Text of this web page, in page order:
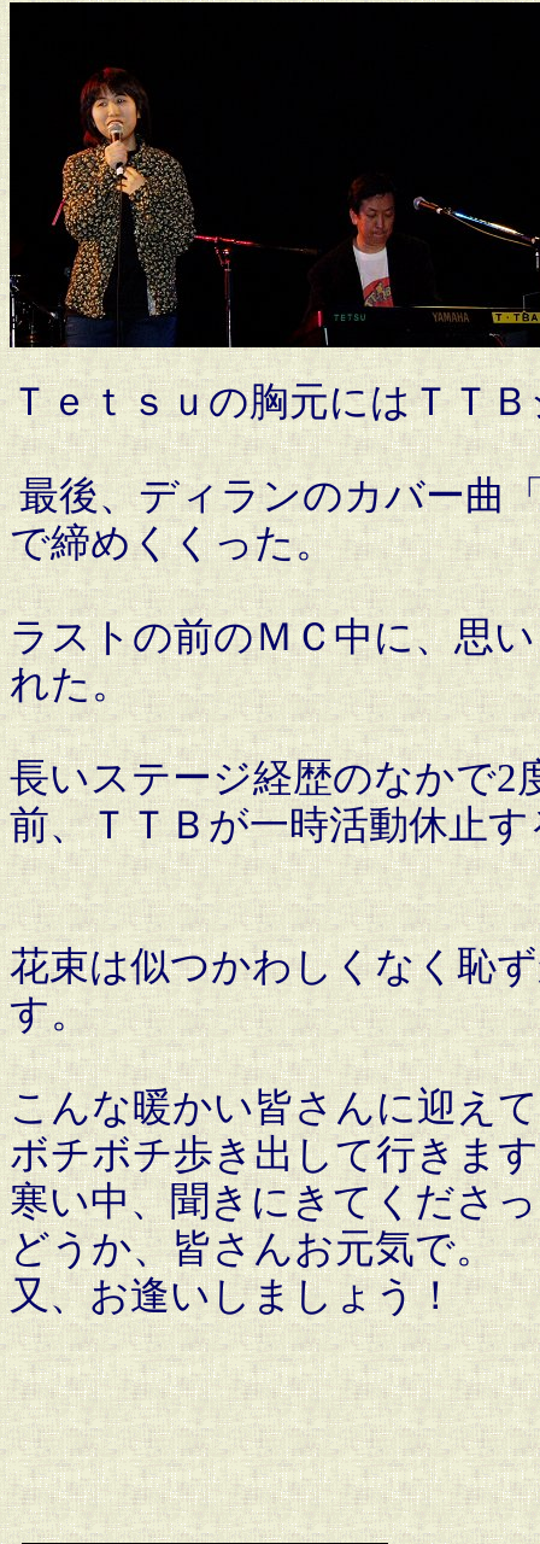
Ｔｅｔｓｕの胸元にはＴＴ
最後、ディランのカバー曲
で締めくくった。
ラストの前のＭＣ中に、思
れた。
長いステージ経歴のなかで2
前、ＴＴＢが一時活動休止
花束は似つかわしくなく恥
す。
こんな暖かい皆さんに迎え
ボチボチ歩き出して行きま
寒い中、聞きにきてくださ
どうか、皆さんお元気で。
又、お逢いしましょう！